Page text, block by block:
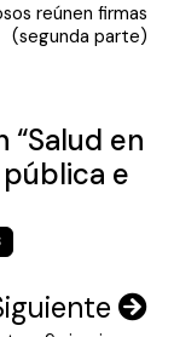
reúnen firmas
(segunda parte)
en
e